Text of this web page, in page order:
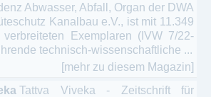
Abwasser, Abfall, Organ der DWA
Kanalbau e.V., ist mit 11.349
verbreiteten Exemplaren (IVW 7/22-
technisch-wissenschaftliche ...
[mehr zu diesem Magazin]
Tattva Viveka - Zeitschrift für